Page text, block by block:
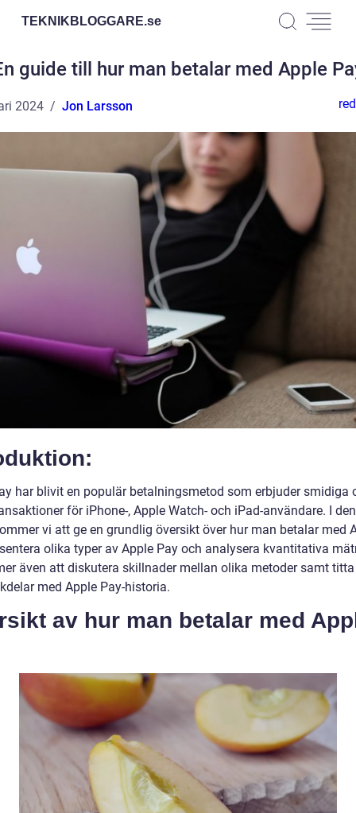
TEKNIKBLOGGARE.se
guide till hur man betalar med Apple
2024 Jon Larsson
har blivit en populär betalningsmetod som erbjuder smidiga
för iPhone-, Apple Watch- och iPad-användare. I
vi att ge en grundlig översikt över hur man betalar med
olika typer av Apple Pay och analysera kvantitativa
även att diskutera skillnader mellan olika metoder samt
med Apple Pay-historia.
av hur man betalar med